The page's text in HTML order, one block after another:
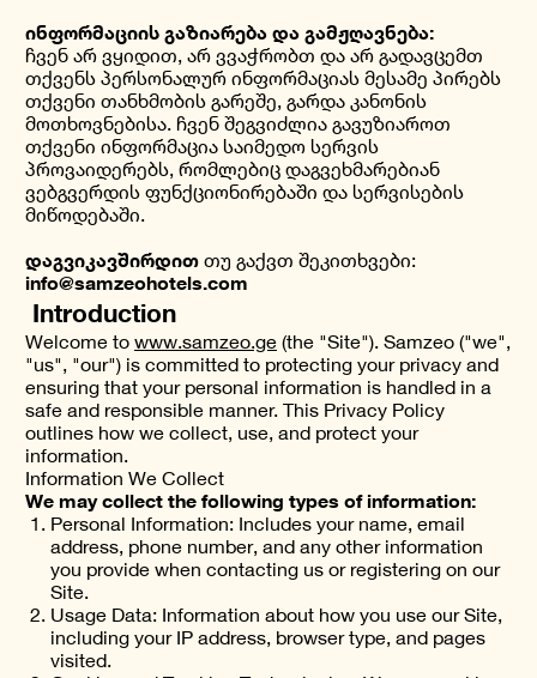
ინფორმაციის გაზიარება და გამჟღავნება:
ჩვენ არ ვყიდით, არ ვვაჭრობთ და არ გადავცემთ
თქვენს პერსონალურ ინფორმაციას მესამე პირებს
თქვენი თანხმობის გარეშე, გარდა კანონის
მოთხოვნებისა. ჩვენ შეგვიძლია გავუზიაროთ
თქვენი ინფორმაცია საიმედო სერვის
პროვაიდერებს, რომლებიც დაგვეხმარებიან
ვებგვერდის ფუნქციონირებაში და სერვისების
მიწოდებაში.
დაგვიკავშირდით თუ გაქვთ შეკითხვები:
info@samzeohotels.com
Introduction
Welcome to www.samzeo.ge (the "Site"). Samzeo ("we",
"us", "our") is committed to protecting your privacy and
ensuring that your personal information is handled in a
safe and responsible manner. This Privacy Policy
outlines how we collect, use, and protect your
information.
Information We Collect
We may collect the following types of information:
Personal Information: Includes your name, email
address, phone number, and any other information
you provide when contacting us or registering on our
Site.
Usage Data: Information about how you use our Site,
including your IP address, browser type, and pages
visited.